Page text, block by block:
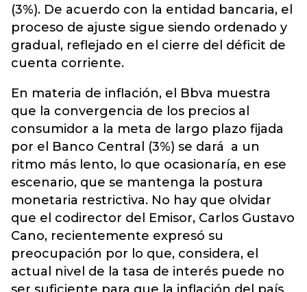
(3%). De acuerdo con la entidad bancaria, el
proceso de ajuste sigue siendo ordenado y
gradual, reflejado en el cierre del déficit de
cuenta corriente.
En materia de inflación, el Bbva muestra
que la convergencia de los precios al
consumidor a la meta de largo plazo fijada
por el Banco Central (3%) se dará a un
ritmo más lento, lo que ocasionaría, en ese
escenario, que se mantenga la postura
monetaria restrictiva. No hay que olvidar
que el codirector del Emisor, Carlos Gustavo
Cano, recientemente expresó su
preocupación por lo que, considera, el
actual nivel de la tasa de interés puede no